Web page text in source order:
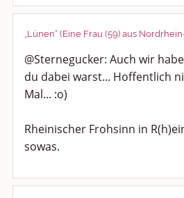
„Lünen“ (Eine Frau (59) aus
@Sternegucker: Auch wir
du dabei warst... Hoffentlich
Mal... :o)
Rheinischer Frohsinn in
sowas.